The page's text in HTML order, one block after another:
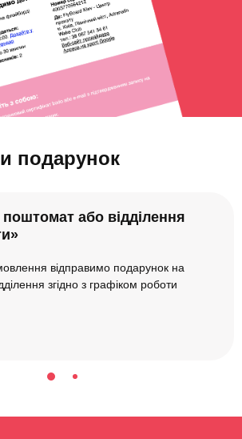
подарунок
або відділення
відправимо подарунок на
згідно з графіком роботи